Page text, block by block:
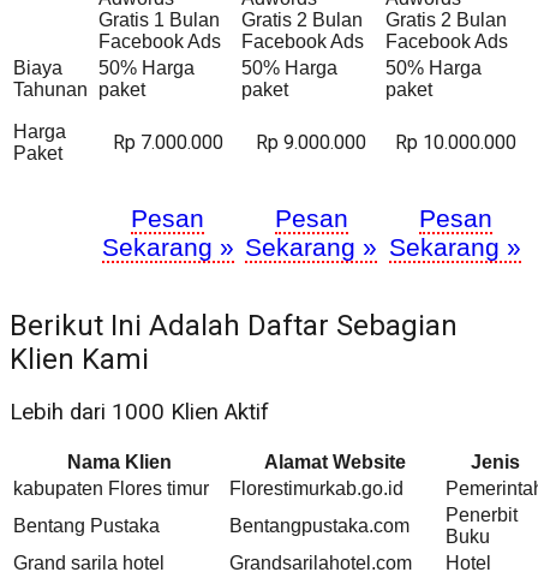
Gratis 1 Bulan
Facebook Ads
Gratis 2 Bulan
Facebook Ads
Gratis 2 Bulan
Facebook Ads
Biaya
Tahunan
50% Harga
paket
50% Harga
paket
50% Harga
paket
Harga
Paket
Rp 7.000.000 Rp 9.000.000 Rp 10.000.000
Pesan
Sekarang »
Pesan
Sekarang »
Pesan
Sekarang »
Berikut Ini Adalah Daftar Sebagian
Klien Kami
Lebih dari 1000 Klien Aktif
Nama Klien Alamat Website
Jenis
kabupaten Flores timur
Florestimurkab.go.id
Bentang Pustaka
Bentangpustaka.com
Penerbit
Buku
Grand sarila hotel
Grandsarilahotel.com
Hotel